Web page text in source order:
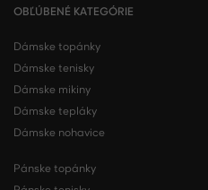
OBĽÚBENÉ KATEGÓRIE
Dámske topánky
Dámske tenisky
Dámske mikiny
Dámske tepláky
Dámske nohavice
Pánske topánky